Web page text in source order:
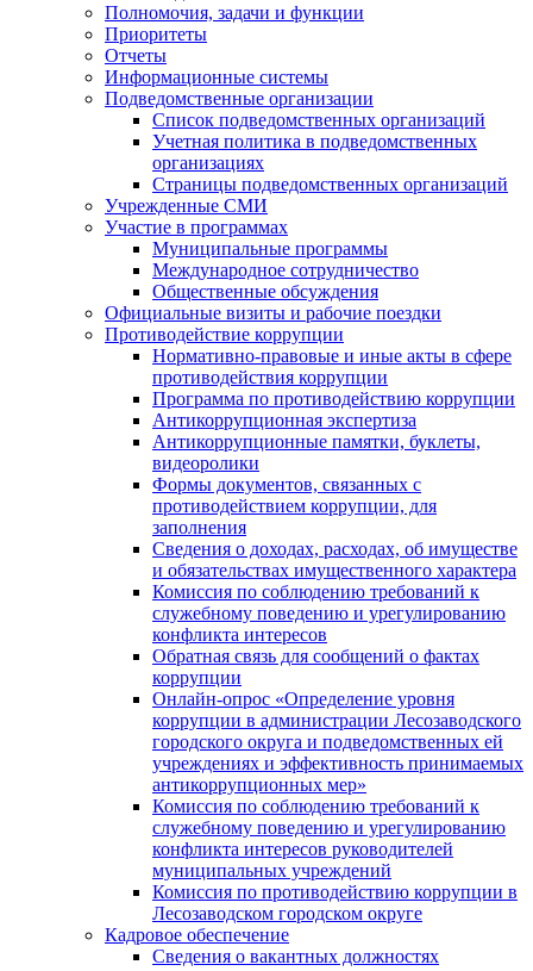
Полномочия, задачи и функции
Приоритеты
Отчеты
Информационные системы
Подведомственные организации
Список подведомственных организаций
Учетная политика в подведомственных
организациях
Страницы подведомственных организаций
Учрежденные СМИ
Участие в программах
Муниципальные программы
Международное сотрудничество
Общественные обсуждения
Официальные визиты и рабочие поездки
Противодействие коррупции
Нормативно-правовые и иные акты в сфере
противодействия коррупции
Программа по противодействию коррупции
Антикоррупционная экспертиза
Антикоррупционные памятки, буклеты,
видеоролики
Формы документов, связанных с
противодействием коррупции, для
заполнения
Сведения о доходах, расходах, об имуществе
и обязательствах имущественного характера
Комиссия по соблюдению требований к
служебному поведению и урегулированию
конфликта интересов
Обратная связь для сообщений о фактах
коррупции
Онлайн-опрос «Определение уровня
коррупции в администрации Лесозаводского
городского округа и подведомственных ей
учреждениях и эффективность принимаемых
антикоррупционных мер»
Комиссия по соблюдению требований к
служебному поведению и урегулированию
конфликта интересов руководителей
муниципальных учреждений
Комиссия по противодействию коррупции в
Лесозаводском городском округе
Кадровое обеспечение
Сведения о вакантных должностях